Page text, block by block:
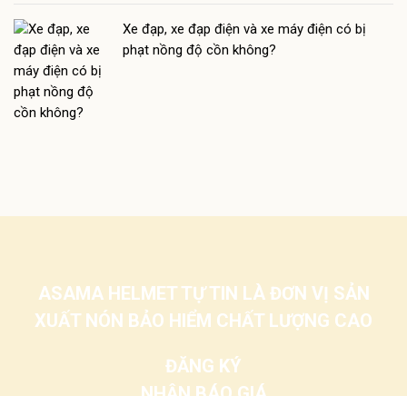
Xe đạp, xe đạp điện và xe máy điện có bị
phạt nồng độ cồn không?
ASAMA HELMET TỰ TIN LÀ ĐƠN VỊ SẢN
XUẤT NÓN BẢO HIỂM CHẤT LƯỢNG CAO
ĐĂNG KÝ